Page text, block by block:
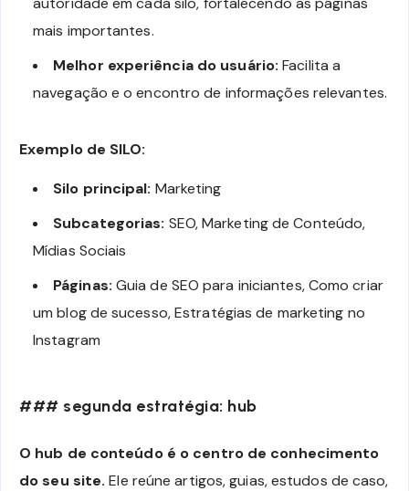
mais importantes.
Melhor experiência do usuário: Facilita a
navegação e o encontro de informações relevantes.
Exemplo de SILO:
Silo principal: Marketing
Subcategorias: SEO, Marketing de Conteúdo,
Mídias Sociais
Páginas: Guia de SEO para iniciantes, Como criar
um blog de sucesso, Estratégias de marketing no
Instagram
### segunda estratégia: hub
O hub de conteúdo é o centro de conhecimento
do seu site. Ele reúne artigos, guias, estudos de caso,